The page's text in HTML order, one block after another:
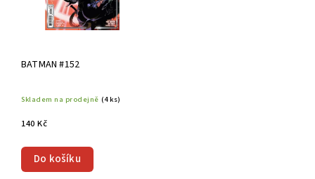
BATMAN #152
Skladem na prodejně (4 ks)
140 Kč
Do košíku